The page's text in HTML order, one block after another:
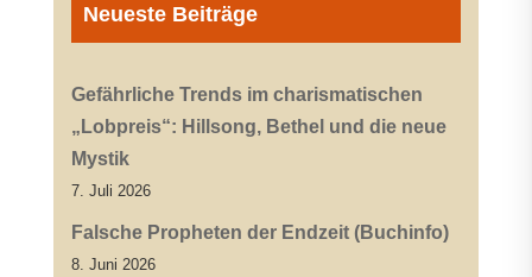
Neueste Beiträge
Gefährliche Trends im charismatischen
„Lobpreis“: Hillsong, Bethel und die neue
Mystik
7. Juli 2026
Falsche Propheten der Endzeit (Buchinfo)
8. Juni 2026